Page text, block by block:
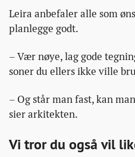
Leira anbefaler alle som
planlegge godt.
– Vær nøye, lag gode
soner du ellers ikke ville
– Og står man fast, kan
sier arkitekten.
Vi tror du også vil